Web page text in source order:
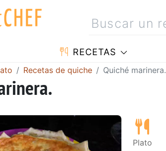
RECETAS
Recetas de quiche Quiché marinera.
Plato